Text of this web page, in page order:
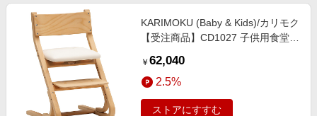
KARIMOKU (Baby & Kids)/カリモク
【受注商品】CD1027 子供用食堂椅
ー色 ピュアビーチ色×ピュアアイボ
リー色 机・デスク【三越伊勢丹/公
式】
￥ 62,040
2.5%
ストアにすすむ